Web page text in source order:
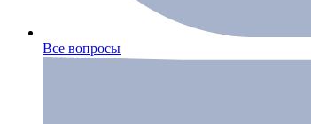
Все вопросы